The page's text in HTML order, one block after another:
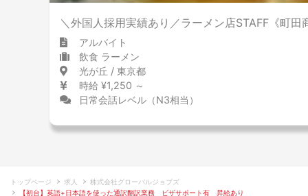
＼外国人採用実績あり／ラーメン店STAFF《町
アルバイト
飲食 ラーメン
光が丘 / 東京都
時給 ¥1,250 ～
日常会話レベル（N3相当）
トップページ 求人
株式会社グローバルジョブズ
【初台】英語+日本語を使った通訳翻訳業務 ビザサポート有 昇給あり